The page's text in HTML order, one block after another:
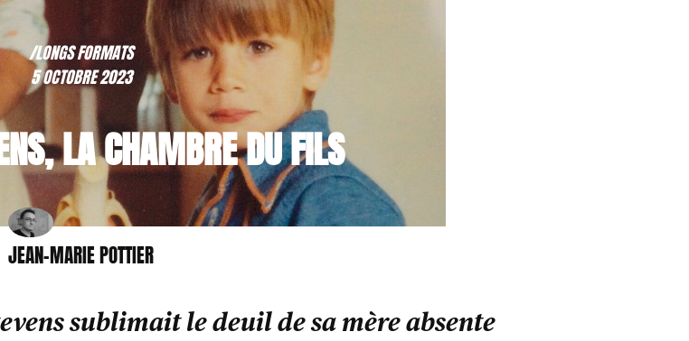
/LONGS FORMATS
5 OCTOBRE 2023
LA CHAMBRE DU FILS
JEAN-MARIE POTTIER
sublimait le deuil de sa mère absente